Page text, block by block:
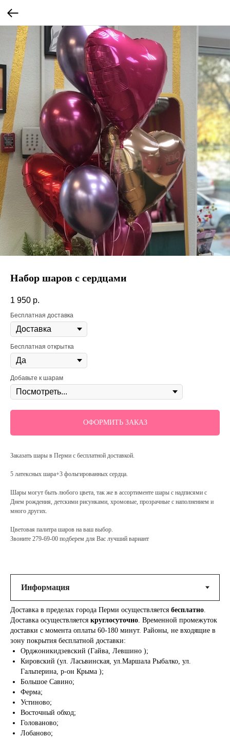
Набор шаров с сердцами
1 950 р.
Бесплатная доставка
Бесплатная открытка
Добавьте к шарам
ОФОРМИТЬ ЗАКАЗ
Заказать шары в Перми с бесплатной доставкой.
5 латексных шара+3 фольгированных сердца.
Шары могут быть любого цвета, так же в ассортименте шары с надписями с
Днем рождения, детскими рисунками, хромовые, прозрачные с наполнением и
много других.
Цветовая палитра шаров на ваш выбор.
Звоните 279-69-00 подберем для Вас лучший вариант
Доставка в пределах города Перми осуществляется бесплатно.
Доставка осуществляется круглосуточно. Временной промежуток
доставки с момента оплаты 60-180 минут. Районы, не входящие в
зону покрытия бесплатной доставки:
Орджоникидзевский (Гайва, Левшино );
Кировский (ул. Ласьвинская, ул.Маршала Рыбалко, ул.
Гальперина, р-он Крыма );
Большое Савино;
Ферма;
Устиново;
Восточный обход;
Голованово;
Лобаново;